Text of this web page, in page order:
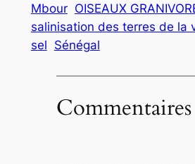
Mbour OISEAUX
salinisation des terres de la
sel Sénégal
Commentaires